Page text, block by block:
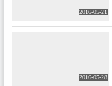
2016-05-21
2016-05-28